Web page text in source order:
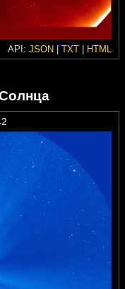
API: JSON | TXT | HTML